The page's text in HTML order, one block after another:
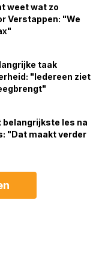
weet wat zo
Verstappen: "We
taak
"Iedereen ziet
les na
"Dat maakt verder